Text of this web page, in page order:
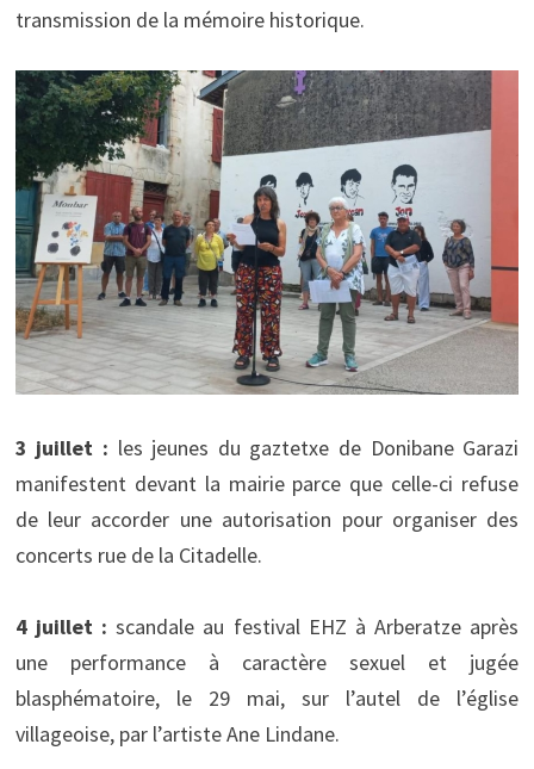
transmission de la mémoire historique.
3 juillet : les jeunes du gaztetxe de Donibane Garazi
manifestent devant la mairie parce que celle-ci refuse
de leur accorder une autorisation pour organiser des
concerts rue de la Citadelle.
4 juillet : scandale au festival EHZ à Arberatze après
une performance à caractère sexuel et jugée
blasphématoire, le 29 mai, sur l’autel de l’église
villageoise, par l’artiste Ane Lindane.